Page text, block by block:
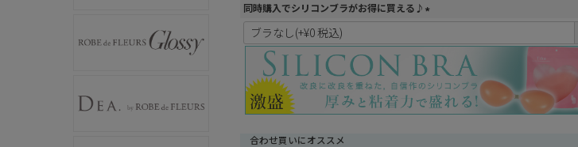
同時購入でシリコンブラがお得に買える♪
(
須
)
合わせ買いにオススメ